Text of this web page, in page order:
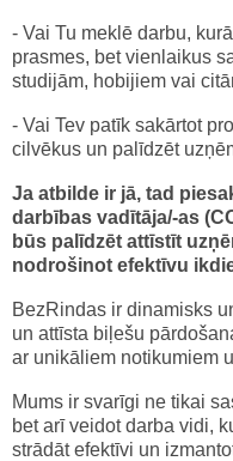
- Vai Tu meklē darbu,
prasmes, bet vienlaikus
studijām, hobijiem vai
- Vai Tev patīk sakārtot
cilvēkus un palīdzēt
Ja atbilde ir jā, tad
darbības vadītāja/-as
būs palīdzēt attīstīt
nodrošinot efektīvu
BezRindas ir dinamisks
un attīsta biļešu
ar unikāliem notikumiem
Mums ir svarīgi ne tikai
bet arī veidot darba vidi,
strādāt efektīvi un